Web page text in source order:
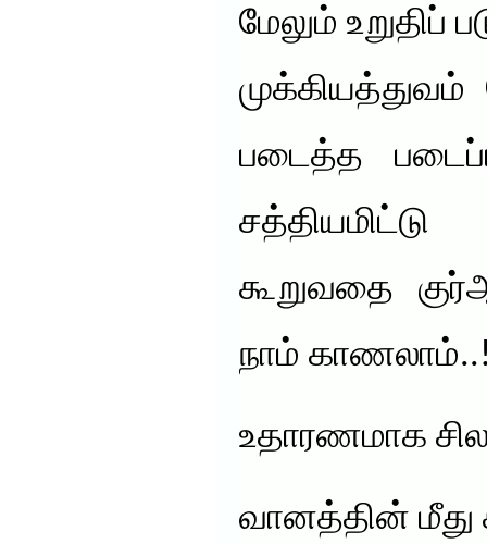
மேலும் உறுதிப்
படைத்த
கூறுவதை
நாம்
உதாரணமாக
வானத்தின் மீது